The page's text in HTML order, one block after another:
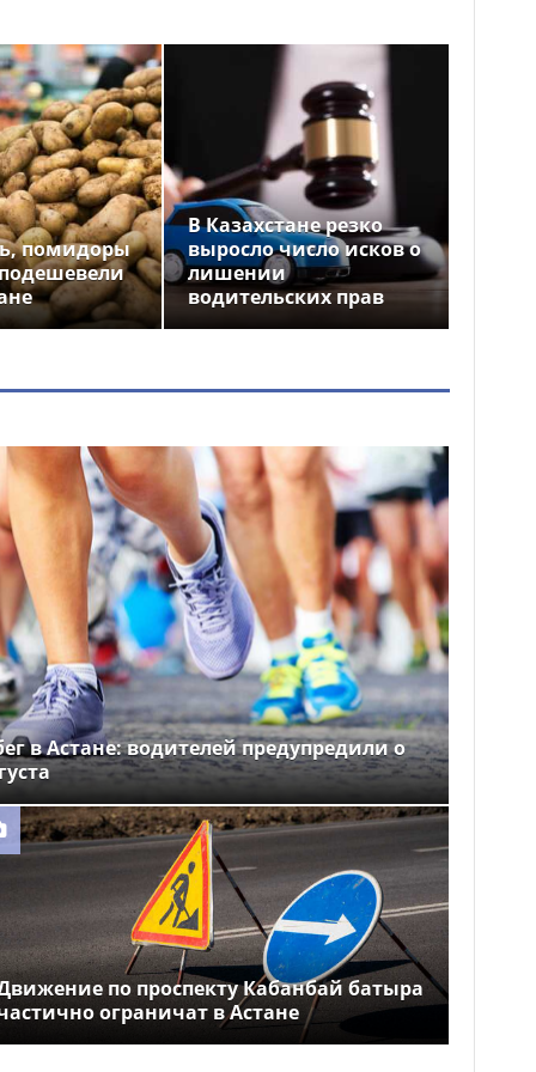
помидоры
В Казахстане резко
выросло число исков о
лишении
водительских прав
в Астане: водителей предупредили о
по проспекту Кабанбай батыра
ограничат в Астане